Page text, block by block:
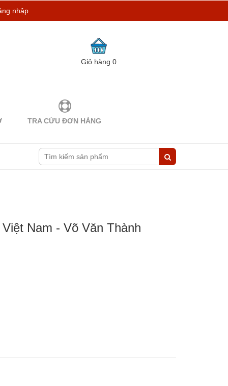
nhập
Giỏ hàng0
TRA CỨU ĐƠN HÀNG
Nam - Võ Văn Thành